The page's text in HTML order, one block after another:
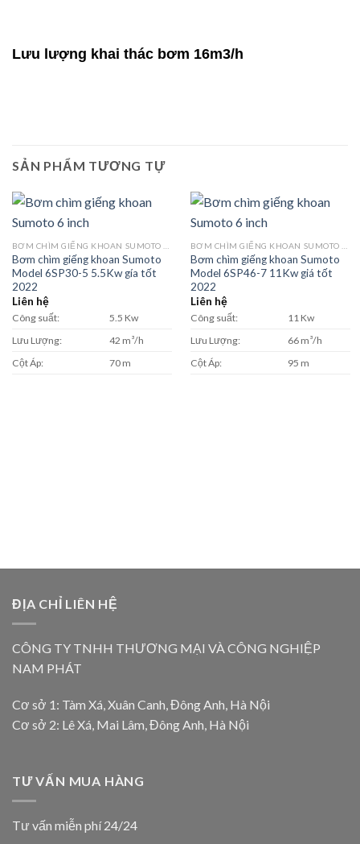
Lưu lượng khai thác bơm 16m3/h
SẢN PHẨM TƯƠNG TỰ
Bơm chìm giếng khoan Sumoto
Model 6SP30-5 5.5Kw gía tốt
2022
Liên hệ
Công suất:
5.5 Kw
Lưu Lượng:
42 m³/h
Cột Áp:
70 m
Bơm chìm giếng khoan Sumoto
Model 6SP46-7 11Kw giá tốt
2022
Liên hệ
Công suất:
11 Kw
Lưu Lượng:
66 m³/h
Cột Áp:
95 m
ĐỊA CHỈ LIÊN HỆ
CÔNG TY TNHH THƯƠNG MẠI VÀ CÔNG NGHIỆP
NAM PHÁT
Cơ sở 1: Tàm Xá, Xuân Canh, Đông Anh, Hà Nội
Cơ sở 2: Lê Xá, Mai Lâm, Đông Anh, Hà Nội
TƯ VẤN MUA HÀNG
Tư vấn miễn phí 24/24